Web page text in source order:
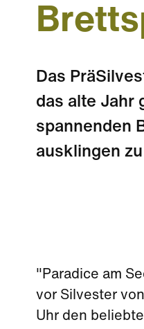
Das
das alte Jahr
spannenden
ausklingen
"Paradice am
vor Silvester
Uhr den